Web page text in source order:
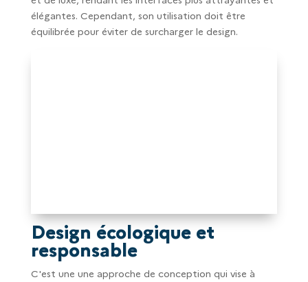
élégantes. Cependant, son utilisation doit être
équilibrée pour éviter de surcharger le design.
Design écologique et
responsable
C'est une une approche de conception qui vise à